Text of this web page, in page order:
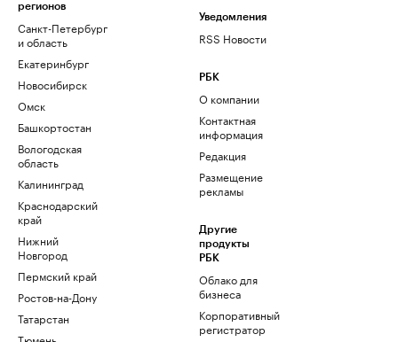
регионов
Санкт-Петербург
и область
Екатеринбург
Новосибирск
Омск
Башкортостан
Вологодская
область
Калининград
Краснодарский
край
Нижний
Новгород
Пермский край
Ростов-на-Дону
Татарстан
Уведомления
RSS Новости
РБК
О компании
Контактная
информация
Редакция
Размещение
рекламы
Другие
продукты
РБК
Облако для
бизнеса
Корпоративный
регистратор